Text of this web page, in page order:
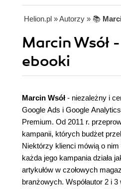
Helion.pl » Autorzy » 📚
Marcin Wsół
ebooki
Marcin Wsół - niezależny i
Google Ads i Google
Premium. Od 2011 r.
kampanii, których budżet
Niektórzy klienci mówią o nim
każda jego kampania działa
artykułów w czołowych
branżowych. Współautor 2 i 3